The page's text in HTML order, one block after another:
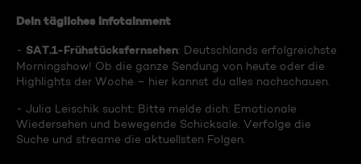
Dein tägliches Infotainment
- SAT.1-Frühstücksfernsehen: Deutschlands erfolgreichste
Morningshow! Ob die ganze Sendung von heute oder die
Highlights der Woche – hier kannst du alles nachschauen.
- Julia Leischik sucht: Bitte melde dich: Emotionale
Wiedersehen und bewegende Schicksale. Verfolge die
Suche und streame die aktuellsten Folgen.